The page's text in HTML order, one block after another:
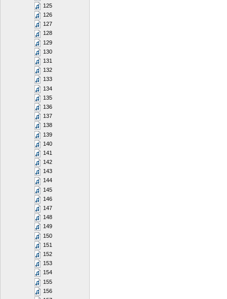
125
126
127
128
129
130
131
132
133
134
135
136
137
138
139
140
141
142
143
144
145
146
147
148
149
150
151
152
153
154
155
156